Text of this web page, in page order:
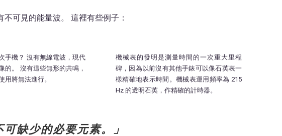
可見的能量波。 這裡有些例子：
手機？ 沒有無線電波，現代
的。 沒有這些無形的共鳴，
用將無法進行。
機械表的發明是測量時間的一次重大里程
碑，因為以前沒有其他手錶可以像石英表一
樣精確地表示時間。機械表運用頻率為 215
Hz 的透明石英，作精確的計時器。
缺少的必要元素。」